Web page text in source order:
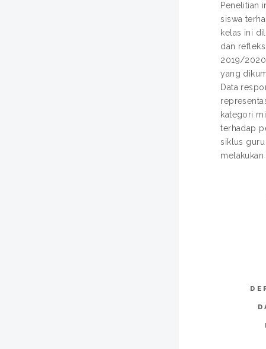
Penelitian
siswa
kelas ini
dan
2019/
yang
Data
kategori
terhadap
siklus